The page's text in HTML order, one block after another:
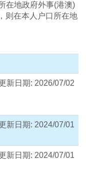
在地政府外事(港澳)
则在本人户口所在地
新日期: 2026/07/02
新日期: 2024/07/01
新日期: 2024/07/01